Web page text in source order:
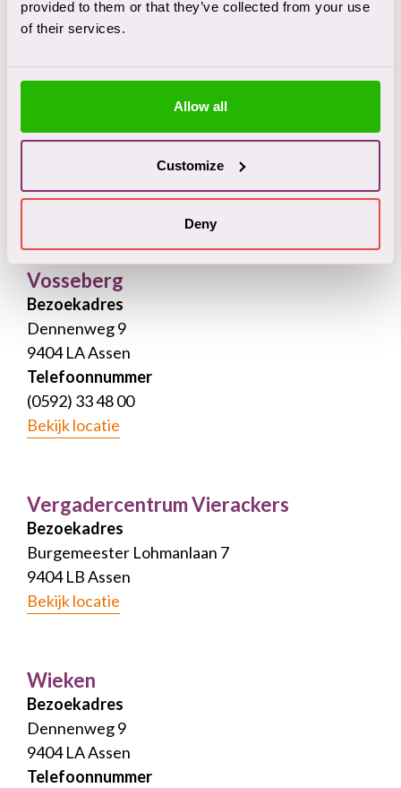
provided to them or that they’ve collected from your use
of their services.
Allow all
Customize
Deny
Bezoekadres
9404 LA Assen
Bekijk locatie
Vosseberg
Bezoekadres
Dennenweg 9
9404 LA Assen
Telefoonnummer
(0592) 33 48 00
Bekijk locatie
Vergadercentrum Vierackers
Bezoekadres
Burgemeester Lohmanlaan 7
9404 LB Assen
Bekijk locatie
Wieken
Bezoekadres
Dennenweg 9
9404 LA Assen
Telefoonnummer